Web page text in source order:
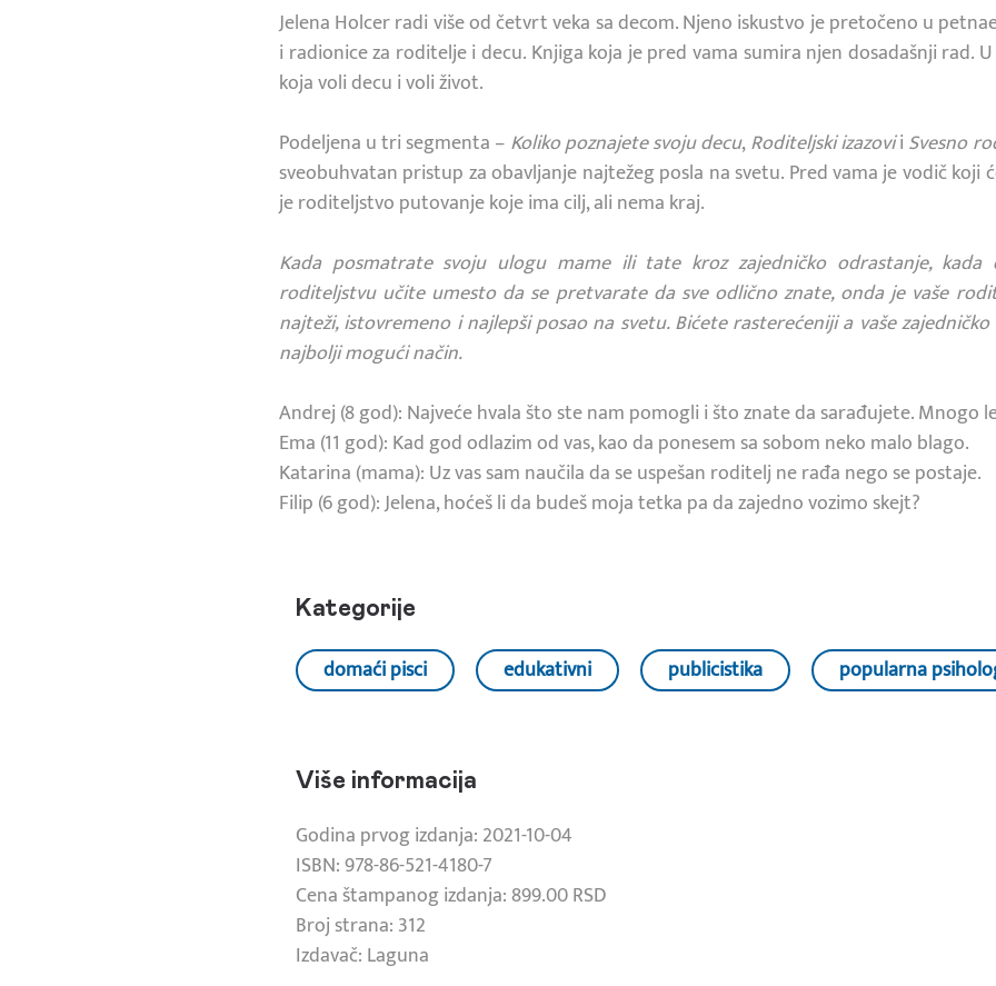
Jelena Holcer radi više od četvrt veka sa decom. Njeno iskustvo je pretočeno u
i radionice za roditelje i decu. Knjiga koja je pred vama sumira njen dosadašnji rad.
koja voli decu i voli život.
Podeljena u tri segmenta – Koliko poznajete svoju decu,Roditeljski izazovii Svesno
sveobuhvatan pristup za obavljanje najtežeg posla na svetu. Pred vama je vodič
je roditeljstvo putovanje koje ima cilj, ali nema kraj.
Kada posmatrate svoju ulogu mame ili tate kroz zajedničko odrastanje,
roditeljstvu učite umesto da se pretvarate da sve odlično znate, onda je vaše
najteži, istovremeno i najlepši posao na svetu. Bićete rasterećeniji a vaše
najbolji mogući način.
Andrej (8 god): Najveće hvala što ste nam pomogli i što znate da sarađujete. Mnogo
Ema (11 god): Kad god odlazim od vas, kao da ponesem sa sobom neko malo blago.
Katarina (mama): Uz vas sam naučila da se uspešan roditelj ne rađa nego se postaje.
Filip (6 god): Jelena, hoćeš li da budeš moja tetka pa da zajedno vozimo skejt?
Kategorije
domaći pisci edukativni publicistika popularna
Više informacija
Godina prvog izdanja: 2021-10-04
ISBN: 978-86-521-4180-7
Cena štampanog izdanja: 899.00 RSD
Broj strana: 312
Izdavač: Laguna